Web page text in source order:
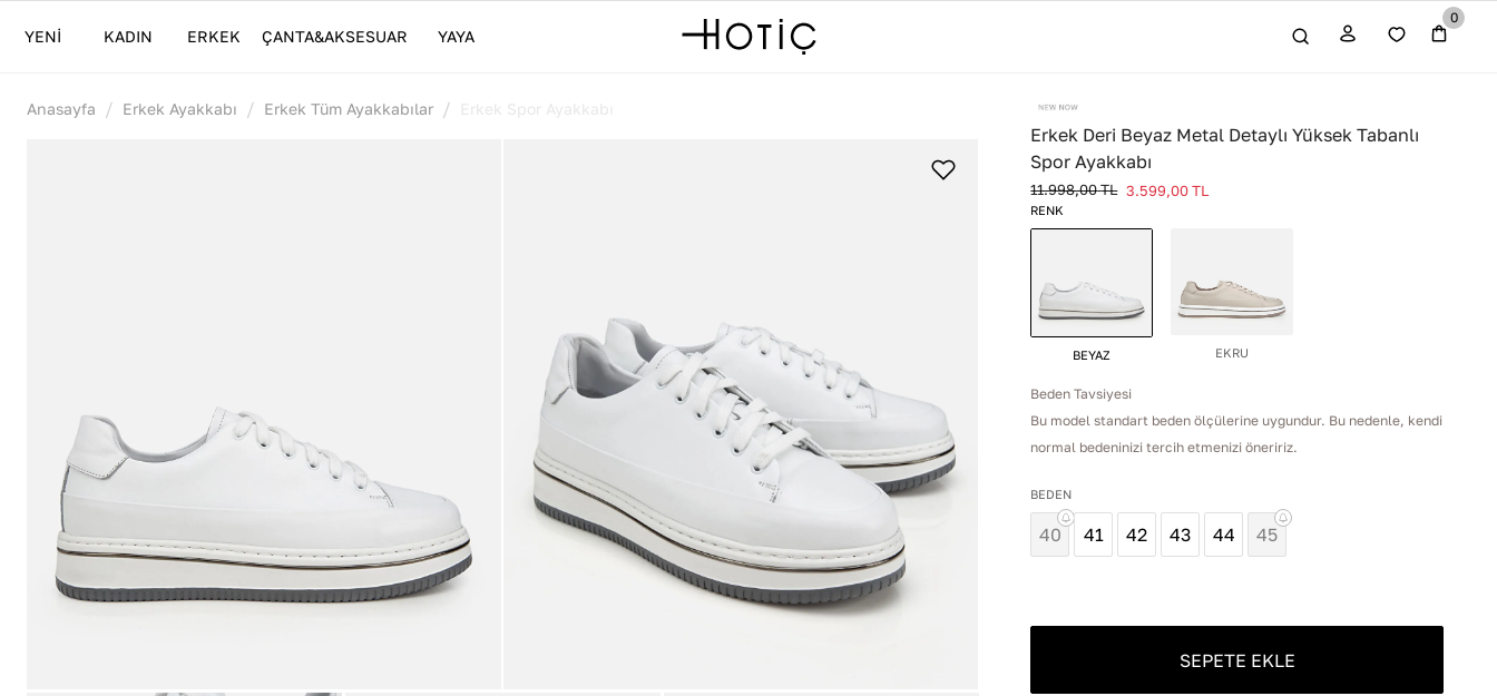
YENİ KADIN ERKEK ÇANTA&AKSESUAR YAYA
0
Anasayfa / Erkek Ayakkabı / Erkek Tüm Ayakkabılar / Erkek Spor Ayakkabı
Erkek Deri Beyaz Metal Detaylı Yüksek Tabanlı
Spor Ayakkabı
11.998,00TL 3.599,00 TL
RENK
BEYAZ EKRU
Beden Tavsiyesi
Bu model standart beden ölçülerine uygundur. Bu nedenle, kendi
normal bedeninizi tercih etmenizi öneririz.
BEDEN
40 41 42 43 44 45
SEPETE EKLE